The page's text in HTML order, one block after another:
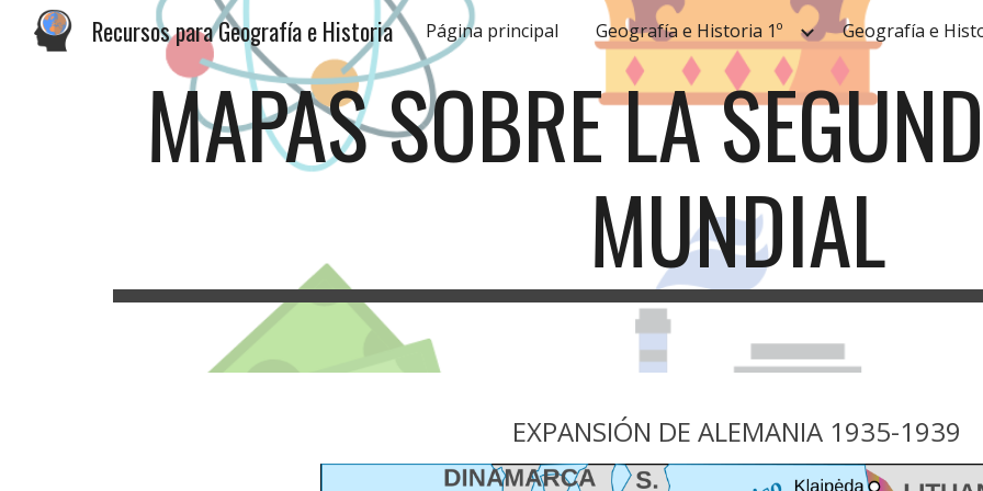
Skip to main content Skip to
Recursos para Geografía e Historia Página principal Geografía e Historia 1º Geografía e
MAPAS SOBRE LA
MUNDIAL
EXPANSIÓN DE ALEMANIA 1935-1939